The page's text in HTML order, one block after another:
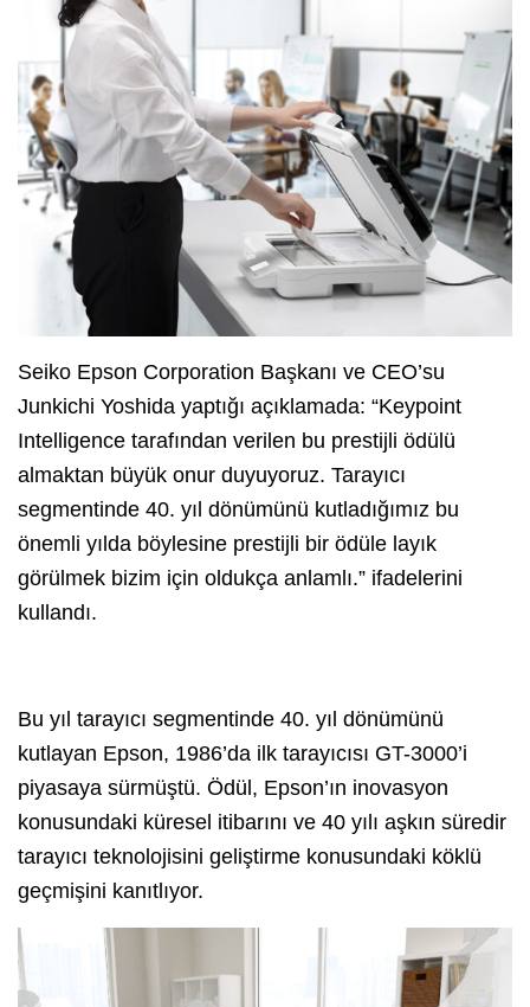
Seiko Epson Corporation Başkanı ve CEO’su
Junkichi Yoshida yaptığı açıklamada: “Keypoint
Intelligence tarafından verilen bu prestijli ödülü
almaktan büyük onur duyuyoruz. Tarayıcı
segmentinde 40. yıl dönümünü kutladığımız bu
önemli yılda böylesine prestijli bir ödüle layık
görülmek bizim için oldukça anlamlı.” ifadelerini
kullandı.
Bu yıl tarayıcı segmentinde 40. yıl dönümünü
kutlayan Epson, 1986’da ilk tarayıcısı GT-3000’i
piyasaya sürmüştü. Ödül, Epson’ın inovasyon
konusundaki küresel itibarını ve 40 yılı aşkın süredir
tarayıcı teknolojisini geliştirme konusundaki köklü
geçmişini kanıtlıyor.